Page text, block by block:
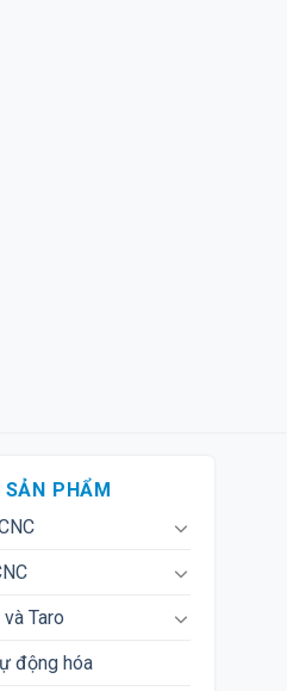
PHẨM
Taro
động hóa